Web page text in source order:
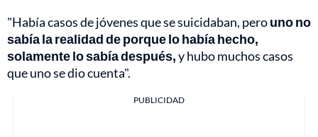
"Había casos de jóvenes que se suicidaban, perouno no
sabía la realidad de porque lo había hecho,
solamente lo sabía después,y hubo muchos casos
que uno se dio cuenta".
PUBLICIDAD